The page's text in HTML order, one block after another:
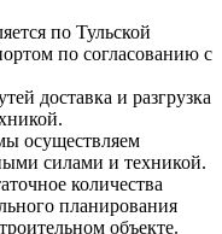
по Тульской
по согласованию с
доставка и разгрузка
осуществляем
силами и техникой.
количества
планирования
объекте.